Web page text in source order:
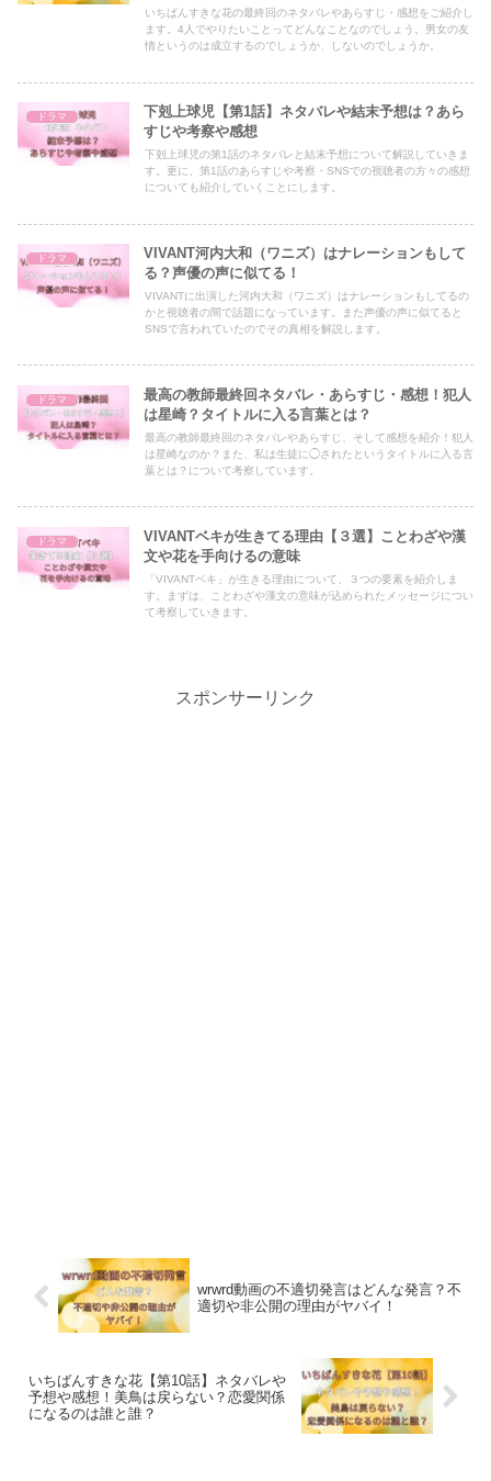
いちばんすきな花の最終回のネタバレやあらすじ・感想をご紹介し
ます。4人でやりたいことってどんなことなのでしょう。男女の友
情というのは成立するのでしょうか、しないのでしょうか。
ドラマ
下剋上球児【第1話】ネタバレや結末予想は？あら
すじや考察や感想
下剋上球児の第1話のネタバレと結末予想について解説していきま
す。更に、第1話のあらすじや考察・SNSでの視聴者の方々の感想
についても紹介していくことにします。
ドラマ
VIVANT河内大和（ワニズ）はナレーションもして
る？声優の声に似てる！
VIVANTに出演した河内大和（ワニズ）はナレーションもしてるの
かと視聴者の間で話題になっています。また声優の声に似てると
SNSで言われていたのでその真相を解説します。
ドラマ
最高の教師最終回ネタバレ・あらすじ・感想！犯人
は星崎？タイトルに入る言葉とは？
最高の教師最終回のネタバレやあらすじ、そして感想を紹介！犯人
は星崎なのか？また、私は生徒に◯されたというタイトルに入る言
葉とは？について考察しています。
ドラマ
VIVANTベキが生きてる理由【３選】ことわざや漢
文や花を手向けるの意味
「VIVANTベキ」が生きる理由について、３つの要素を紹介しま
す。まずは、ことわざや漢文の意味が込められたメッセージについ
て考察していきます。
スポンサーリンク
wrwrd動画の不適切発言はどんな発言？不
適切や非公開の理由がヤバイ！
いちばんすきな花【第10話】ネタバレや
予想や感想！美鳥は戻らない？恋愛関係
になるのは誰と誰？